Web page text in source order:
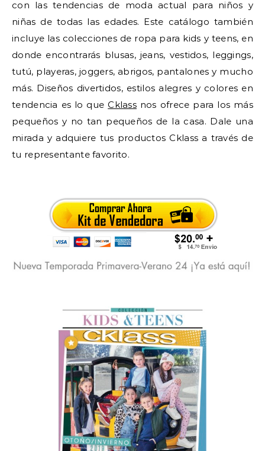
con las tendencias de moda actual para niños y
niñas de todas las edades. Este catálogo también
incluye las colecciones de ropa para kids y teens, en
donde encontrarás blusas, jeans, vestidos, leggings,
tutú, playeras, joggers, abrigos, pantalones y mucho
más. Diseños divertidos, estilos alegres y colores en
tendencia es lo queCklass nos ofrece para los más
pequeños y no tan pequeños de la casa. Dale una
mirada y adquiere tus productos Cklass a través de
tu representante favorito.